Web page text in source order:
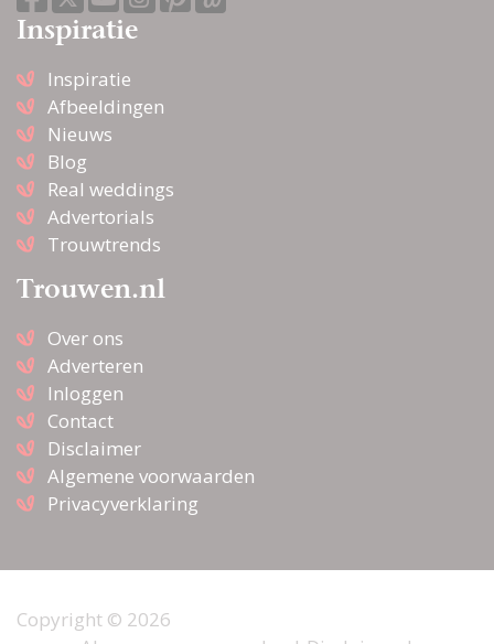
Inspiratie
Inspiratie
Afbeeldingen
Nieuws
Blog
Real weddings
Advertorials
Trouwtrends
Trouwen.nl
Over ons
Adverteren
Inloggen
Contact
Disclaimer
Algemene voorwaarden
Privacyverklaring
Copyright © 2026